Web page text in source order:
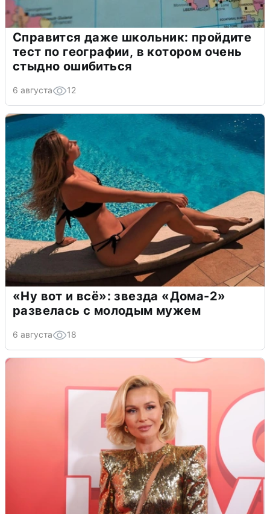
Справится даже школьник: пройдите
тест по географии, в котором очень
стыдно ошибиться
6 августа 12
«Ну вот и всё»: звезда «Дома-2»
развелась с молодым мужем
6 августа 18